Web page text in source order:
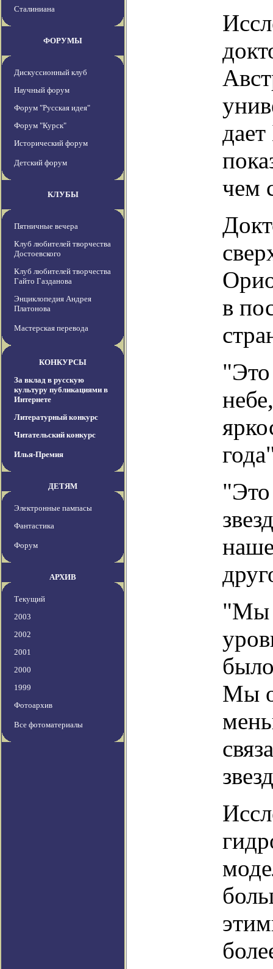
Сталиниана
ФОРУМЫ
Дискуссионный клуб
Научный форум
Форум "Русская идея"
Форум "Курск"
Исторический форум
Детский форум
КЛУБЫ
Пятничные вечера
Клуб любителей творчества
Достоевского
Клуб любителей творчества
Гайто Газданова
Энциклопедия Андрея
Платонова
Мастерская перевода
КОНКУРСЫ
За вклад в русскую
культуру публикациями в
Интернете
Литературный конкурс
Читательский конкурс
Илья-Премия
ДЕТЯМ
Электронные пампасы
Фантастика
Форум
АРХИВ
Текущий
2003
2002
2001
2000
1999
Фотоархив
Все фотоматериалы
чем
в
"Это
"Это
"Мы
Мы